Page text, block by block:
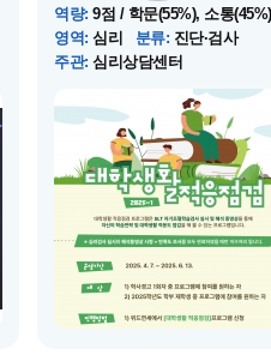
역량: 9점 / 학문(55%), 소통(45%)
영역 : 심리 분류: 진단·검사
주관: 심리상담센터
: 2025.04.07(월)
운영 종료 일시
: 2025.06.13(금)
상담코칭센터 OR 온라인
상...
소개:SLT 자기조절학습검사를
자신의 학습전략 및 대학생활 적
도 점검을 해 볼 수 있는 프로그
니다.